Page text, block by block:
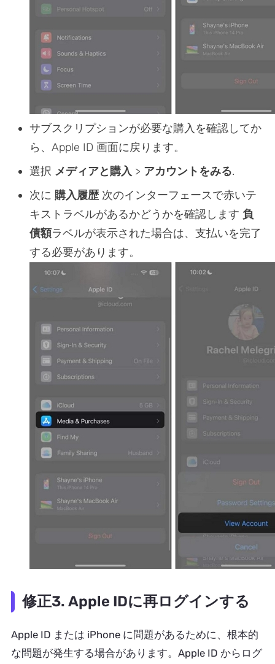
サブスクリプションが必要な購入を確認してか
ら、Apple ID 画面に戻ります。
選択 メディアと購入 > アカウントをみる.
次に 購入履歴次のインターフェースで赤いテ
キストラベルがあるかどうかを確認します 負
債額ラベルが表示された場合は、支払いを完了
する必要があります。
修正3. Apple IDに再ログインする
Apple ID または iPhone に問題があるために、根本的
な問題が発生する場合があります。Apple ID からログ